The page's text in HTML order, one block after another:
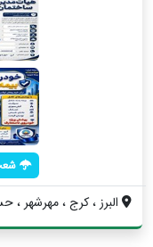
البرز ، کرج ، مهرشهر ،